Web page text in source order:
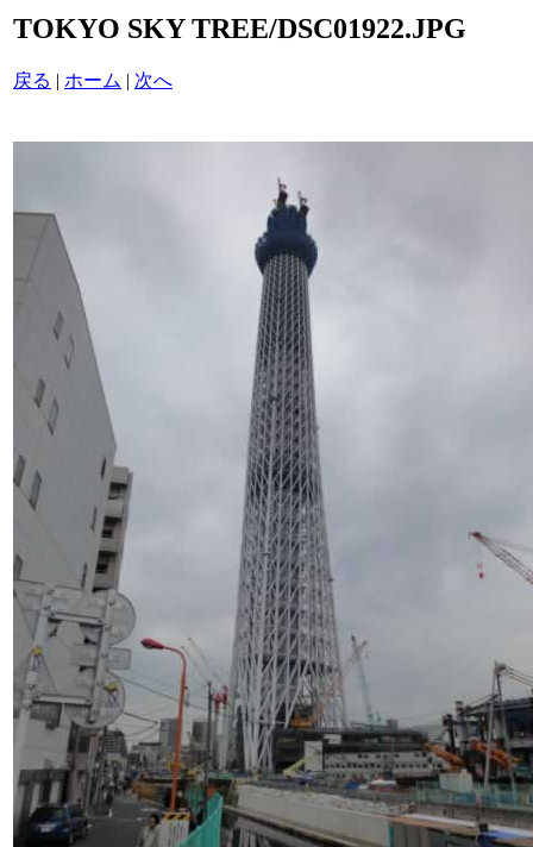
TOKYO SKY TREE/DSC01922.JPG
戻る | ホーム | 次へ